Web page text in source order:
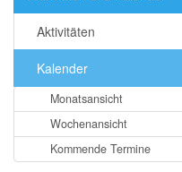
Aktivitäten
Kalender
Monatsansicht
Wochenansicht
Kommende Termine